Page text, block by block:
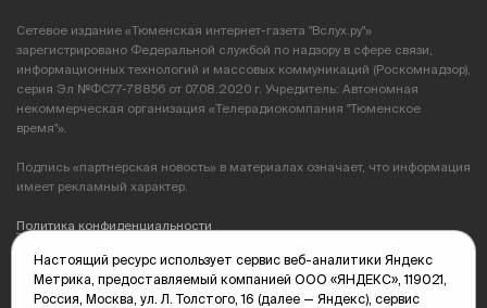
Сетевое издание «Тюменская интернет-газета "Вслух.ру"»
зарегистрировано Федеральной службой по надзору в сфере связи,
информационных технологий и массовых коммуникаций (Роскомнадзор),
серия Эл №ФС77-78856 от 07.08.2020 г. Учредитель: Автономная
некоммерческая организация «Телерадиокомпания "Тюменское
время"».
Подпись «партнерская новость» в материалах означает, что информация
имеет рекламный характер.
Политика конфиденциальности
Редакция: 625035, Тюмень, пр. Геологоразведчиков, 28А
(3452) 68-89-05
Настоящий ресурс использует сервис веб-аналитики Яндекс
Метрика, предоставляемый компанией ООО «ЯНДЕКС», 119021,
Россия, Москва, ул. Л. Толстого, 16 (далее — Яндекс), сервис